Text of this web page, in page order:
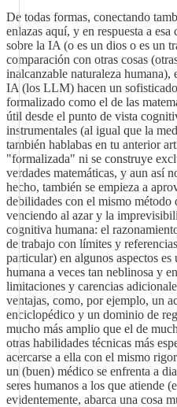
De todas formas, conectando
enlazas aquí, y en respuesta a
sobre la IA (o es un dios o es un
comparación con otras cosas
inalcanzable naturaleza humana),
IA (los LLM) hacen un
formalizado como el de las
útil desde el punto de vista
instrumentales (al igual que la
también hablabas en tu anterior
"formalizada" ni se construye
verdades matemáticas, y aun así
hecho, también se empieza a
debilidades con el mismo
venciendo al azar y la
cognitiva humana: el
de trabajo con límites y
particular) en algunos aspectos es
humana a veces tan neblinosa y
limitaciones y carencias
ventajas, como, por ejemplo, un
enciclopédico y un dominio de
mucho más amplio que el de
otras habilidades técnicas más
acercarse a ella con el mismo
un (buen) médico se enfrenta a
seres humanos a los que atiende
evidentemente, abarca una cosa